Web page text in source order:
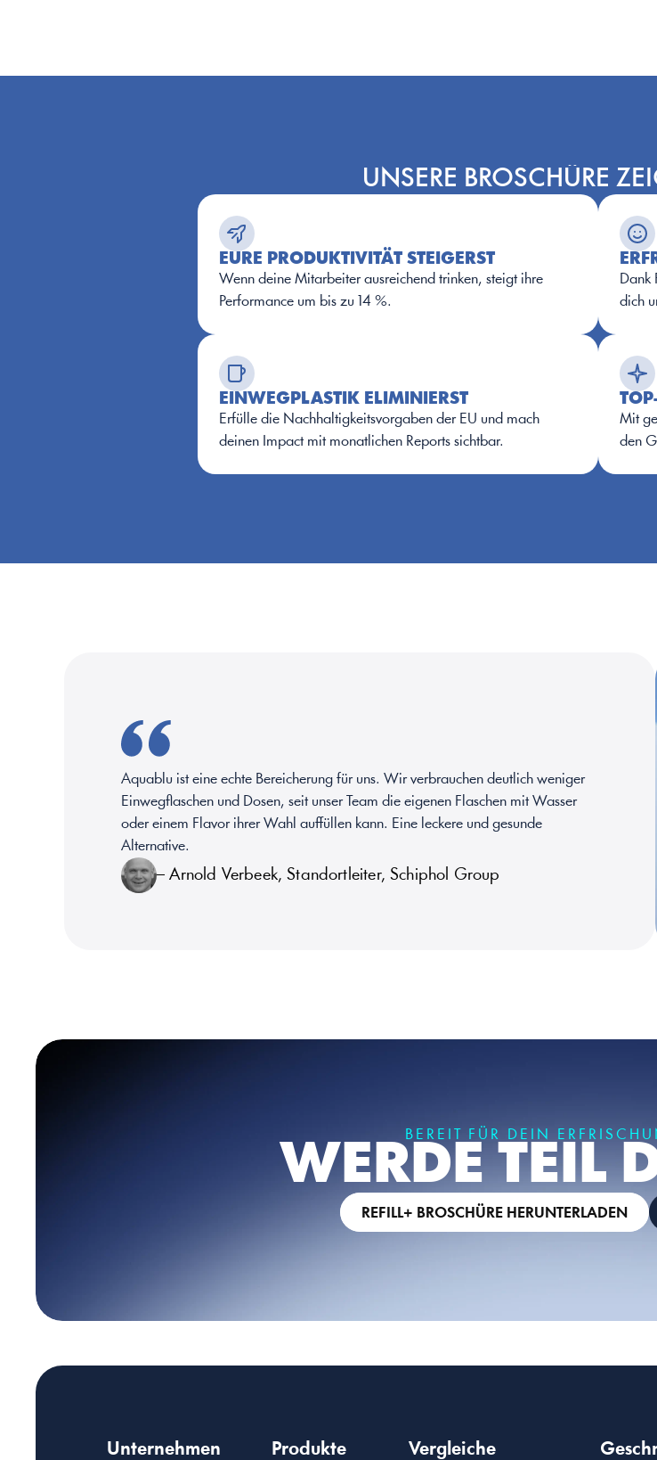
UNSERE BROSCHÜRE
EURE PRODUKTIVITÄT STEIGERST
Wenn deine Mitarbeiter ausreichend trinken, steigt ihre
Performance um bis zu 14 %.
Dank
dich
EINWEGPLASTIK ELIMINIERST
Erfülle die Nachhaltigkeitsvorgaben der EU und mach
deinen Impact mit monatlichen Reports sichtbar.
Mit
den
Aquablu ist eine echte Bereicherung für uns. Wir verbrauchen deutlich weniger
Einwegflaschen und Dosen, seit unser Team die eigenen Flaschen mit Wasser
oder einem Flavor ihrer Wahl auffüllen kann. Eine leckere und gesunde
Alternative.
– Arnold Verbeek, Standortleiter, Schiphol Group
BEREIT FÜR DEIN
WERDE TEIL
REFILL+ BROSCHÜRE HERUNTERLADEN
Unternehmen Produkte Vergleiche